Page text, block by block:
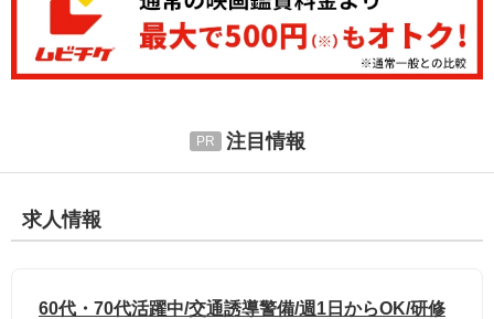
注目情報
求人情報
60代・70代活躍中/交通誘導警備/週1日からOK/研修